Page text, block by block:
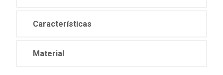
Características
Material